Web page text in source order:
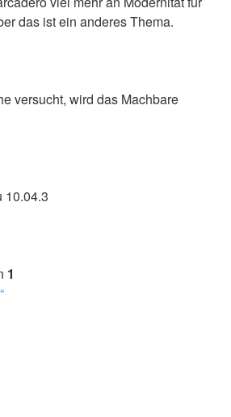
das ist ein anderes Thema.
versucht, wird das Machbare
10.04.3
1